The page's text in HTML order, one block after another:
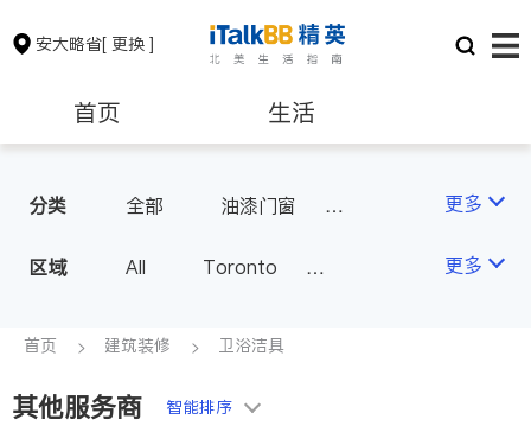
安大略省[ 更换 ]
首页 生活
保险理财 房地产租售
银行贷款 会计师
建筑装修
分类 全部
油漆门窗
地板建材
水电冷暖
更多
区域 All
Toronto
Scarborough
North York
更多
首页 建筑装修 卫浴洁具
其他服务商 智能排序